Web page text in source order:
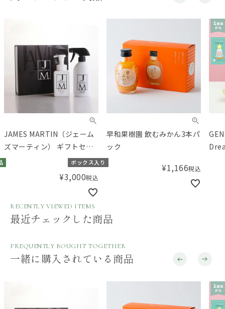
JAMES MARTIN（ジェーム
ズマーティン） ギフトセッ
トA
ボックス入り
¥3,000税込
早和果樹園 飲むみかん3本パ
ック
¥1,166税込
RECENTLY VIEWED ITEMS
最近チェックした商品
FREQUENTLY BOUGHT TOGETHER
一緒に購入されている商品